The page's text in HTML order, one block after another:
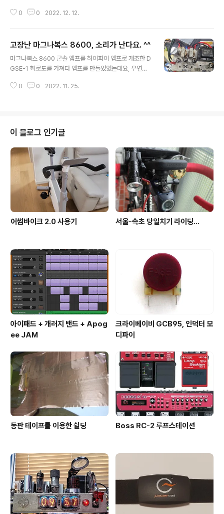
폴식 톤 배선 : 톤 배선이 볼륨의 입력단이 아니라 출력단에
니다...........만 .... 좋은것도 하루 이틀이죠.. 몇 일 이걸로만
나 둘씩 손을 대기 시작했습니다.. 처음 모습은 정말 썩어가
는 모습.. 내부 모습입니다. 접지를 아무데나 막 잡아서 쓰
는거 하며 배선이 정말 엉망진창인 듯 보이기는 한데, 보기
선들을 꽁꽁 묶은 후에 납땜을 해놔서 엄청 튼튼합니다. 덕
0 0 2022. 12. 12.
고장난 마그나복스 8600, 소리가 난다요. ^^
마그나복스 8600 콘솔 앰프를 하이파이 앰프로 개조한 D
GSE-1 회로도를 가져다 앰프를 만들었었는데요, 우연한
놨었습니다. https://youlsa.com/196 ​ 고장이 났다고
음 잡고 붙잡고 앉아서 자세히 들여다 봤습니다. ​ 분명히 고
장이 나서 소리가 안난다고 했으니 전원은 넣지 않고, 이래
저래 테스터 대보고 상태를 살펴보니 의외로 대부분의 부
품들이 큰 문제 없어 보입니다. 1960년대에 만들어진 앰
프인데 세월에 비해 걱정했던 캐패시터들도 큰 이상이 없
어 보이고 진..
0 0 2022. 11. 25.
이 블로그 인기글
어썸바이크 2.0 사용기 서울-속초 당일치기 라이딩...
아이패드 + 개러지 밴드 + Apog
ee JAM
크라이베이비 GCB95, 인덕터 모
디파이
동판 테이프를 이용한 쉴딩 Boss RC-2 루프스테이션